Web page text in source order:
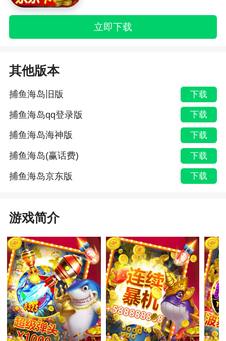
立即下载
其他版本
捕鱼海岛旧版 下载
捕鱼海岛qq登录版 下载
捕鱼海岛海神版 下载
捕鱼海岛(赢话费) 下载
捕鱼海岛京东版 下载
游戏简介